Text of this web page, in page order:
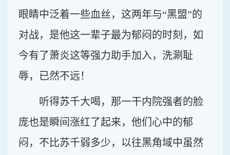
眼睛中泛着一些血丝，这两年与“黑盟”的
对战，是他这一辈子最为郁闷的时刻，如
今有了萧炎这等强力助手加入，洗涮耻
辱，已然不远！
听得苏千大喝，那一干内院强者的脸
庞也是瞬间涨红了起来，他们心中的郁
闷，不比苏千弱多少，以往黑角域中虽然